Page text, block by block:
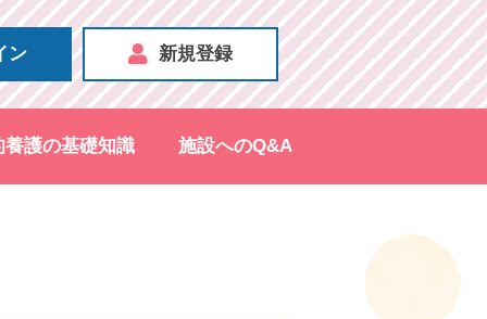
ン 新規登録
養護の基礎知識 施設へのQ&A